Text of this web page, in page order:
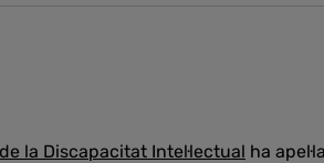
la Discapacitat Intel·lectual ha